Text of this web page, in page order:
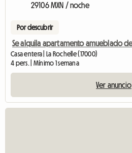
29106 MXN / noche
Por descubrir
Casa entera | La Rochelle (17000)
4 pers. | Mínimo 1 semana
Ver anuncio